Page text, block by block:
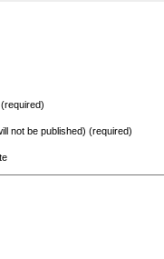
not be published) (required)